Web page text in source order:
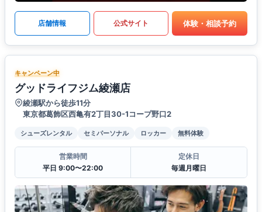
店舗情報 公式サイト 体験・相談予約
キャンペーン中
グッドライフジム綾瀬店
綾瀬駅から徒歩11分
東京都葛飾区西亀有2丁目30-1コープ野口2
シューズレンタル セミパーソナル ロッカー 無料体験
営業時間
平日 9:00〜22:00
定休日
毎週月曜日